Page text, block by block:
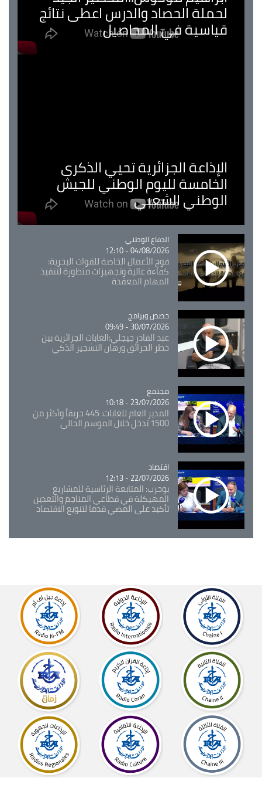
لحملة الحصاد والدرس اعطى نتائج
قياسية في المحاصيل
الإذاعة الجزائرية تحيي الذكرى
الخامسة لليوم الوطني للجيش
الوطني الشعبي
Catégorie
الدفاع الوطني
04/08/2026 - 12:10
فوج الأعمال الخاصة للقوات البحرية:
كفاءة عالية وتجهيزات متطورة لتنفيذ
المهام المعقدة
Catégorie
حصص وبرامج
30/07/2026 - 09:49
عبد القادر جيجلي:الغابات الجزائرية بين
خطر الحرائق ورهان التشجير الذكي
Catégorie
مجتمع
23/07/2026 - 10:18
المدير العام للغابات: 445 حريقاً وأكثر من
1500 تدخل خلال الموسم الحالي
Catégorie
اقتصاد
22/07/2026 - 12:13
بوحرب: المتابعة الرئاسية للمشاريع
المهيكلة في قطاعي المناجم والتعدين
تأكيد على المضي قدما لتنويع الاقتصاد